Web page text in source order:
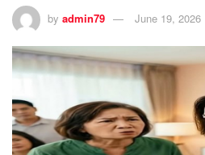
by admin79 June 19, 2026